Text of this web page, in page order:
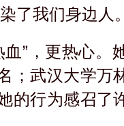
了我们身边人
血”，更热心。
；武汉大学万
的行为感召了